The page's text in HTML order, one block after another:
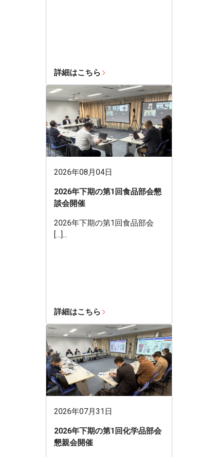
詳細はこちら
2026年08月04日
2026年下期の第1回食品部会懇
談会開催
2026年下期の第1回食品部会
[…]...
詳細はこちら
2026年07月31日
2026年下期の第1回化学品部会
懇親会開催